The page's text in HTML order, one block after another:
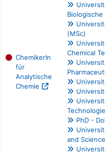
ChemikerIn
für
Analytische
Chemie
Biologische
(MSc)
Chemical
PhD -
and